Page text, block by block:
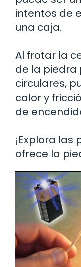
intentos de
una caja.
Al frotar la
de la piedra
circulares,
calor y
de
¡Explora
ofrece la